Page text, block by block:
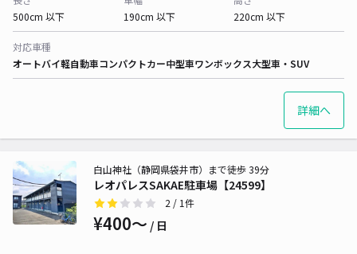
500cm 以下
190cm 以下
220cm 以下
対応車種
オートバイ軽自動車コンパクトカー中型車ワンボックス大型車・SUV
詳細へ
レオパレスSAKAE駐車場【24599】
白山神社（静岡県袋井市）まで徒歩 39分
2 / 1件
¥400〜 / 日